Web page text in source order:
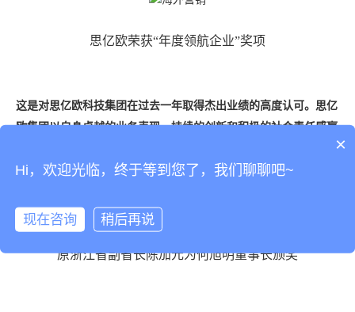
思亿欧荣获“年度领航企业”奖项
这是对思亿欧科技集团在过去一年取得杰出业绩的高度认可。思亿
欧集团以自身卓越的业务表现、持续的创新和积极的社会责任感赢
原浙江省副省长陈加元为何旭明董事长颁奖
×
Hi，欢迎光临，终于等到您了，我们聊聊吧~
现在咨询 稍后再说